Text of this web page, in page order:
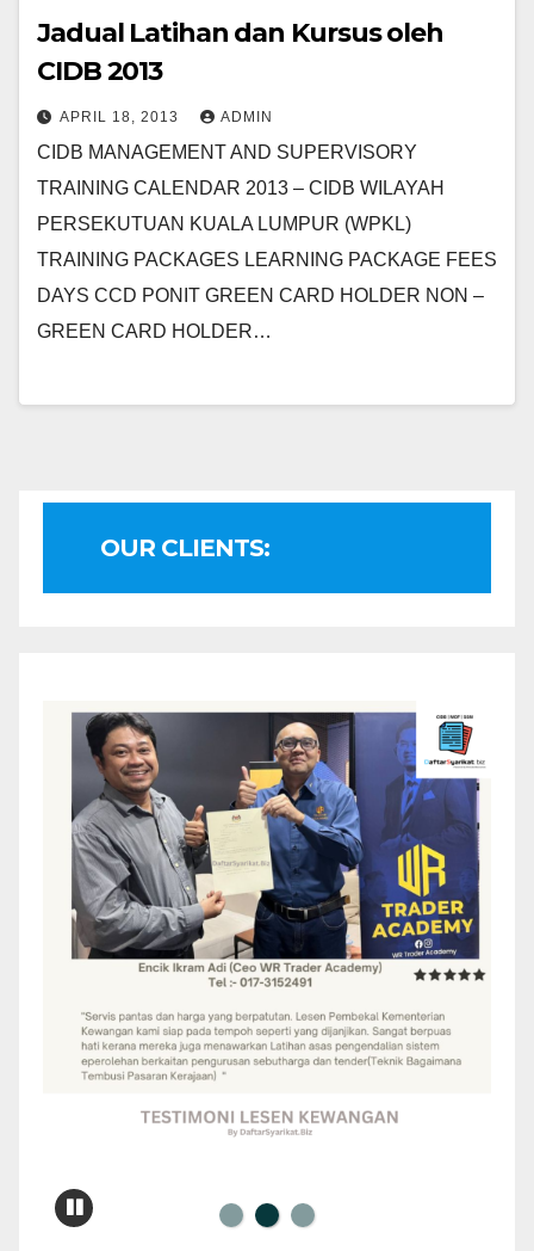
Jadual Latihan dan Kursus oleh
CIDB 2013
APRIL 18, 2013 ADMIN
CIDB MANAGEMENT AND SUPERVISORY
TRAINING CALENDAR 2013 – CIDB WILAYAH
PERSEKUTUAN KUALA LUMPUR (WPKL)
TRAINING PACKAGES LEARNING PACKAGE FEES
DAYS CCD PONIT GREEN CARD HOLDER NON –
GREEN CARD HOLDER…
OUR CLIENTS: